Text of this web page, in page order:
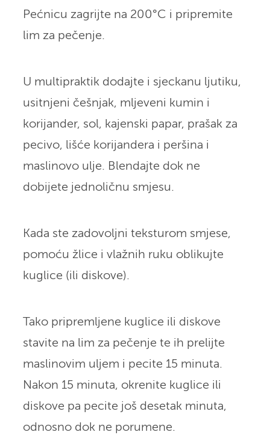
Pećnicu zagrijte na 200°C i pripremite
lim za pečenje.
U multipraktik dodajte i sjeckanu ljutiku,
usitnjeni češnjak, mljeveni kumin i
korijander, sol, kajenski papar, prašak za
pecivo, lišće korijandera i peršina i
maslinovo ulje. Blendajte dok ne
dobijete jednoličnu smjesu.
Kada ste zadovoljni teksturom smjese,
pomoću žlice i vlažnih ruku oblikujte
kuglice (ili diskove).
Tako pripremljene kuglice ili diskove
stavite na lim za pečenje te ih prelijte
maslinovim uljem i pecite 15 minuta.
Nakon 15 minuta, okrenite kuglice ili
diskove pa pecite još desetak minuta,
odnosno dok ne porumene.